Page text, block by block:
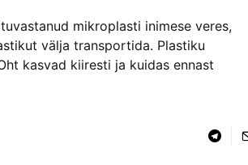
mikroplasti inimese veres,
välja transportida. Plastiku
kasvad kiiresti ja kuidas ennast